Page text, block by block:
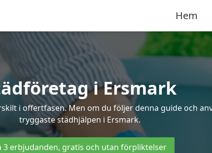
Hem
i Ersmark
i offertfasen. Men om du följer denna guide och
tryggaste städhjälpen i Ersmark.
3 erbjudanden, gratis och utan förpliktelser